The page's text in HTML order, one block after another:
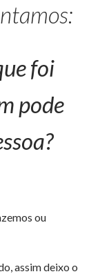
foi
pode
ou
assim deixo o